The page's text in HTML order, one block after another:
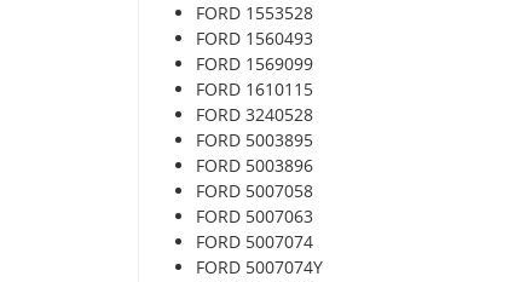
FORD 1553528
FORD 1560493
FORD 1569099
FORD 1610115
FORD 3240528
FORD 5003895
FORD 5003896
FORD 5007058
FORD 5007063
FORD 5007074
FORD 5007074Y